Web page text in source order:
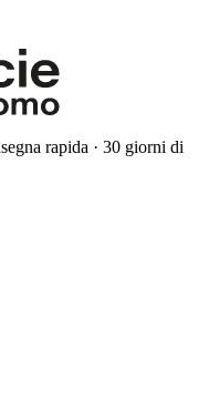
rapida · 30 giorni di